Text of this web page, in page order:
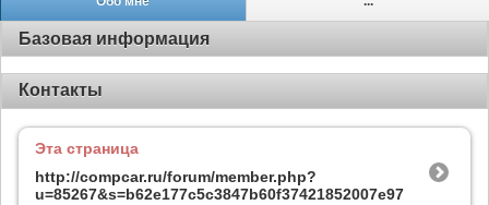
Базовая информация
Контакты
Эта страница
http://compcar.ru/forum/member.php?
u=85267&s=b62e177c5c3847b60f37421852007e97